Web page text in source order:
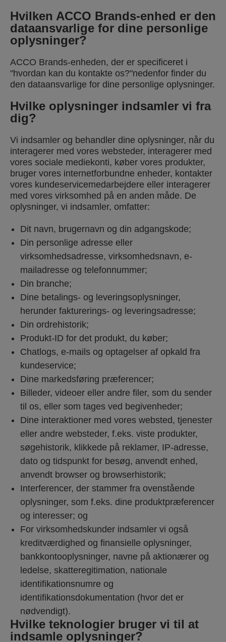
Hvilken ACCO Brands-enhed er den
dataansvarlige for dine personlige
oplysninger?
ACCO Brands-enheden, der er specificeret i
"hvordan kan du kontakte os?"nedenfor finder du
den dataansvarlige for dine personlige oplysninger.
Hvilke oplysninger indsamler vi fra
dig?
Vi indsamler og behandler dine oplysninger, når du
interagerer med vores websteder, interagerer med
vores sociale mediekonti, køber vores produkter,
bruger vores internetforbundne enheder, kontakter
vores kundeservicemedarbejdere eller interagerer
med vores virksomhed på en anden måde. De
oplysninger, vi indsamler, omfatter:
Dit navn, brugernavn og din adgangskode;
Din personlige adresse eller
virksomhedsadresse, virksomhedsnavn, e-
mailadresse og telefonnummer;
Din branche;
Dine betalings- og leveringsoplysninger,
herunder fakturerings- og leveringsadresse;
Din ordrehistorik;
Produkt-ID for det produkt, du køber;
Chatlogs, e-mails og optagelser af opkald fra
kundeservice;
Dine markedsføring præferencer;
Billeder, videoer eller andre filer, som du sender
til os, eller som tages ved begivenheder;
Dine interaktioner med vores websted, tjenester
eller andre websteder, f.eks. viste produkter,
søgehistorik, klikkede på reklamer, IP-adresse,
dato og tidspunkt for besøg, anvendt enhed,
anvendt browser og browserhistorik;
Interferencer, der stammer fra ovenstående
oplysninger, som f.eks. dine produktpræferencer
og interesser; og
For virksomhedskunder indsamler vi også
kreditværdighed og finansielle oplysninger,
bankkontooplysninger, navne på aktionærer og
ledelse, skatteregitimation, nationale
identifikationsnumre og
identifikationsdokumentation (hvor det er
nødvendigt).
Hvilke teknologier bruger vi til at
indsamle oplysninger?